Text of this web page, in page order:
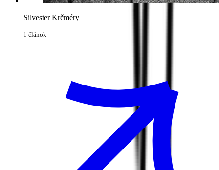
Silvester Krčméry
1 článok